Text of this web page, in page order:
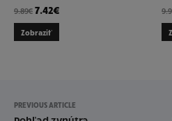
9.89€ 7.42€
Zobraziť
9.9
PREVIOUS ARTICLE